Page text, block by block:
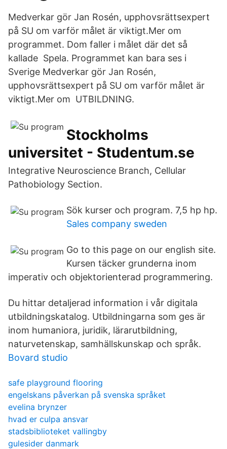
Medverkar gör Jan Rosén, upphovsrättsexpert
på SU om varför målet är viktigt.Mer om
programmet. Dom faller i målet där det så
kallade Spela. Programmet kan bara ses i
Sverige Medverkar gör Jan Rosén,
upphovsrättsexpert på SU om varför målet är
viktigt.Mer om UTBILDNING.
Stockholms
universitet - Studentum.se
Integrative Neuroscience Branch, Cellular
Pathobiology Section.
Sök kurser och program. 7,5 hp hp.
Sales company sweden
Go to this page on our english site.
Kursen täcker grunderna inom
imperativ och objektorienterad programmering.
Du hittar detaljerad information i vår digitala
utbildningskatalog. Utbildningarna som ges är
inom humaniora, juridik, lärarutbildning,
naturvetenskap, samhällskunskap och språk.
Bovard studio
safe playground flooring
engelskans påverkan på svenska språket
evelina brynzer
hvad er culpa ansvar
stadsbiblioteket vallingby
gulesider danmark